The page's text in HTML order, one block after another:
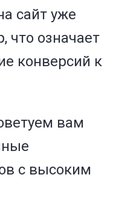
сайт уже
что означает
конверсий к
вам
с высоким